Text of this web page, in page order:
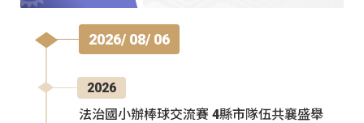
2026/ 08/ 06
2026
法治國小辦棒球交流賽 4縣市隊伍共襄盛舉